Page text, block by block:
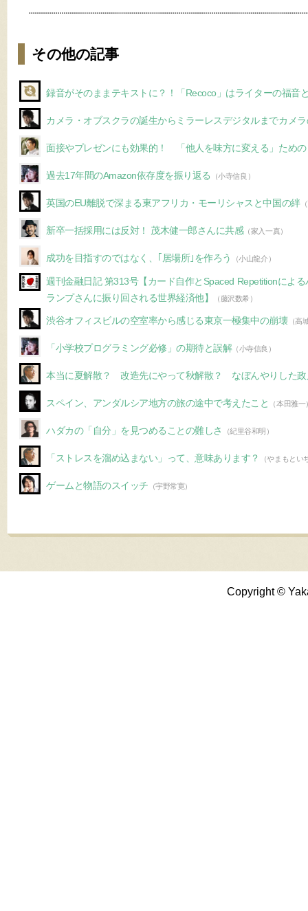
その他の記事
録音がそのままテキストに？！「Recoco」はライターの福音
カメラ・オブスクラの誕生からミラーレスデジタルまでカメ
面接やプレゼンにも効果的！ 「他人を味方に変える」ため
過去17年間のAmazon依存度を振り返る （小寺信良）
英国のEU離脱で深まる東アフリカ・モーリシャスと中国の絆
新卒一括採用には反対！ 茂木健一郎さんに共感（家入一真）
成功を目指すのではなく、｢居場所｣を作ろう （小山龍介）
週刊金融日記 第313号【カード自作とSpaced Repetitionによ
ランプさんに振り回される世界経済他】
（藤沢数希）
渋谷オフィスビルの空室率から感じる東京一極集中の崩壊（高
「小学校プログラミング必修」の期待と誤解（小寺信良）
本当に夏解散？ 改造先にやって秋解散？ なぼんやりした政
スペイン、アンダルシア地方の旅の途中で考えたこと （本田雅一
ハダカの「自分」を見つめることの難しさ （紀里谷和明）
「ストレスを溜め込まない」って、意味あります？ （やまもとい
ゲームと物語のスイッチ （宇野常寛）
Copyright ©